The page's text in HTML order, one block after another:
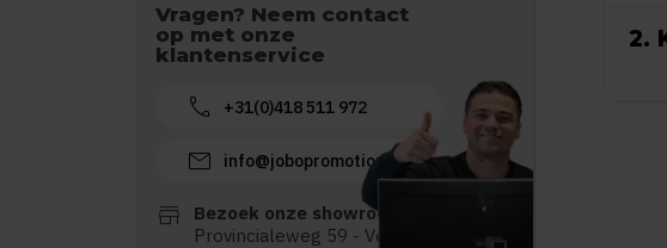
Vragen? Neem contact
op met onze
klantenservice
call +31(0)418 511 972
mail info@jobopromotions.nl
store
Bezoek onze showroom:
Provincialeweg 59 - Velddriel
2.